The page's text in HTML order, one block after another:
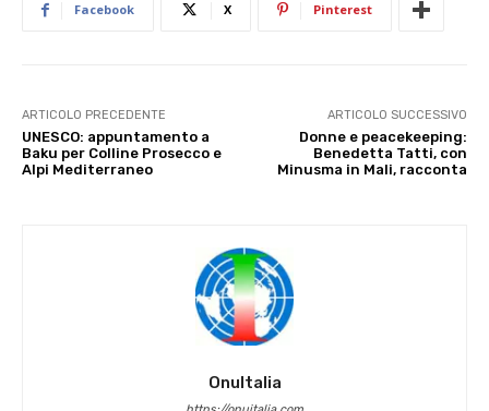
Facebook X Pinterest
ARTICOLO PRECEDENTE
UNESCO: appuntamento a
Baku per Colline Prosecco e
Alpi Mediterraneo
ARTICOLO SUCCESSIVO
Donne e peacekeeping:
Benedetta Tatti, con
Minusma in Mali, racconta
OnuItalia